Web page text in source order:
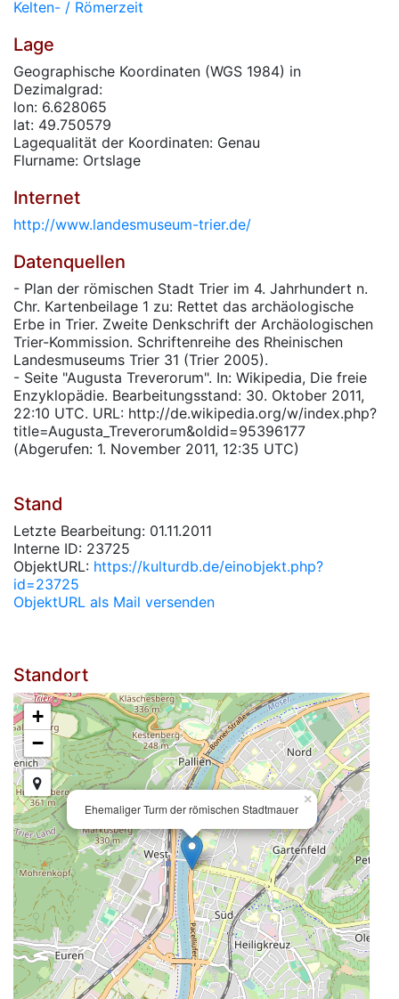
Kelten- / Römerzeit
Lage
Geographische Koordinaten (WGS 1984) in
Dezimalgrad:
lon: 6.628065
lat: 49.750579
Lagequalität der Koordinaten: Genau
Flurname: Ortslage
Internet
http://www.landesmuseum-trier.de/
Datenquellen
- Plan der römischen Stadt Trier im 4. Jahrhundert n.
Chr. Kartenbeilage 1 zu: Rettet das archäologische
Erbe in Trier. Zweite Denkschrift der Archäologischen
Trier-Kommission. Schriftenreihe des Rheinischen
Landesmuseums Trier 31 (Trier 2005).
- Seite "Augusta Treverorum". In: Wikipedia, Die freie
Enzyklopädie. Bearbeitungsstand: 30. Oktober 2011,
22:10 UTC. URL: http://de.wikipedia.org/w/index.php?
title=Augusta_Treverorum&oldid=95396177
(Abgerufen: 1. November 2011, 12:35 UTC)
Stand
Letzte Bearbeitung: 01.11.2011
Interne ID: 23725
ObjektURL: https://kulturdb.de/einobjekt.php?
id=23725
ObjektURL als Mail versenden
Standort
Ehemaliger Turm der römischen Stadtmauer
×
+
−